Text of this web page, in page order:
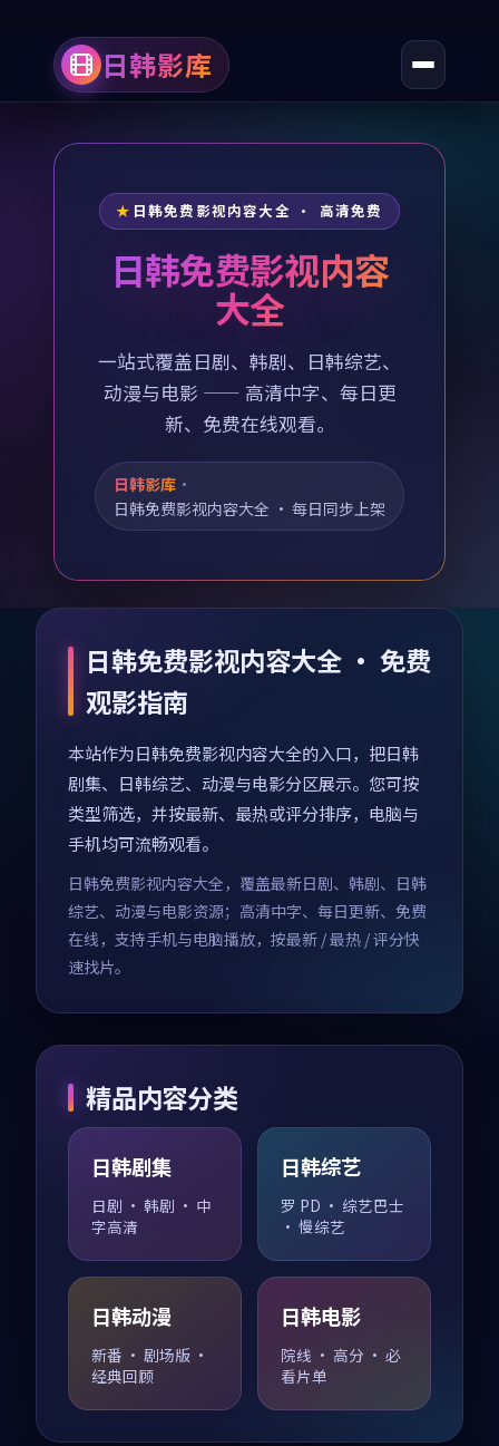
日韩影库
日韩免费影视内容大全 · 高清免费
日韩免费影视内容
大全
一站式覆盖日剧、韩剧、日韩综艺、
动漫与电影 —— 高清中字、每日更
新、免费在线观看。
日韩影库 ·
日韩免费影视内容大全 · 每日同步上架
日韩免费影视内容大全 · 免费
观影指南
本站作为日韩免费影视内容大全的入口，把日韩
剧集、日韩综艺、动漫与电影分区展示。您可按
类型筛选，并按最新、最热或评分排序，电脑与
手机均可流畅观看。
日韩免费影视内容大全，覆盖最新日剧、韩剧、日韩
综艺、动漫与电影资源；高清中字、每日更新、免费
在线，支持手机与电脑播放，按最新 / 最热 / 评分快
速找片。
精品内容分类
日韩剧集
日剧 · 韩剧 · 中
字高清
日韩综艺
罗 PD · 综艺巴士
· 慢综艺
日韩动漫
新番 · 剧场版 ·
经典回顾
日韩电影
院线 · 高分 · 必
看片单